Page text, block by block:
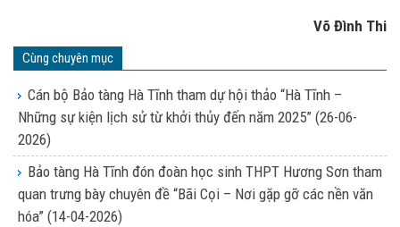
Võ Đình Thi
Cùng chuyên mục
Cán bộ Bảo tàng Hà Tĩnh tham dự hội thảo “Hà Tĩnh –
Những sự kiện lịch sử từ khởi thủy đến năm 2025” (26-06-
2026)
Bảo tàng Hà Tĩnh đón đoàn học sinh THPT Hương Sơn tham
quan trưng bày chuyên đề “Bãi Cọi – Nơi gặp gỡ các nền văn
hóa” (14-04-2026)